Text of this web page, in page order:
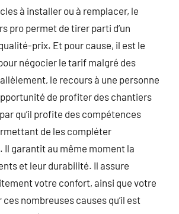
à installer ou à remplacer, le
pro permet de tirer parti d’un
prix. Et pour cause, il est le
négocier le tarif malgré des
le recours à une personne
de profiter des chantiers
qu’il profite des compétences
de les compléter
Il garantit au même moment la
et leur durabilité. Il assure
votre confort, ainsi que votre
ces nombreuses causes qu’il est